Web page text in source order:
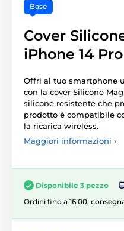
Base
Cover
iPhone 14
Offri al tuo smartphone
con la cover Silicone
silicone resistente che
prodotto è compatibile
la ricarica wireless.
Maggiori informazioni ›
Disponibile 3 pezzo
Ordini fino a 16:00,